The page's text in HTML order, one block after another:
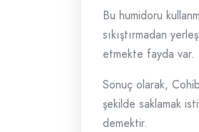
Bu humidoru
sıkıştırmadan
etmekte fayda var.
Sonuç olarak,
şekilde saklamak
demektir.